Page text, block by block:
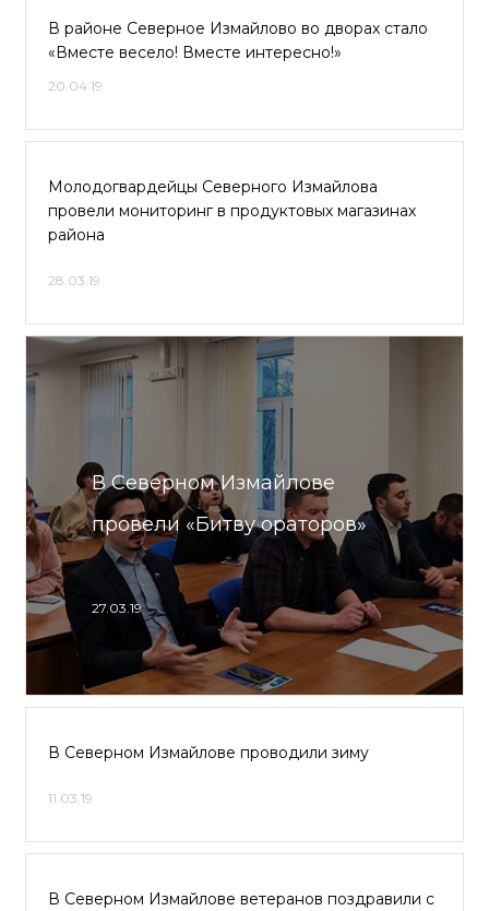
В районе Северное Измайлово во дворах стало
«Вместе весело! Вместе интересно!»
20.04.19
Молодогвардейцы Северного Измайлова
провели мониторинг в продуктовых магазинах
района
28.03.19
В Северном Измайлове
провели «Битву ораторов»
27.03.19
В Северном Измайлове проводили зиму
11.03.19
В Северном Измайлове ветеранов поздравили с